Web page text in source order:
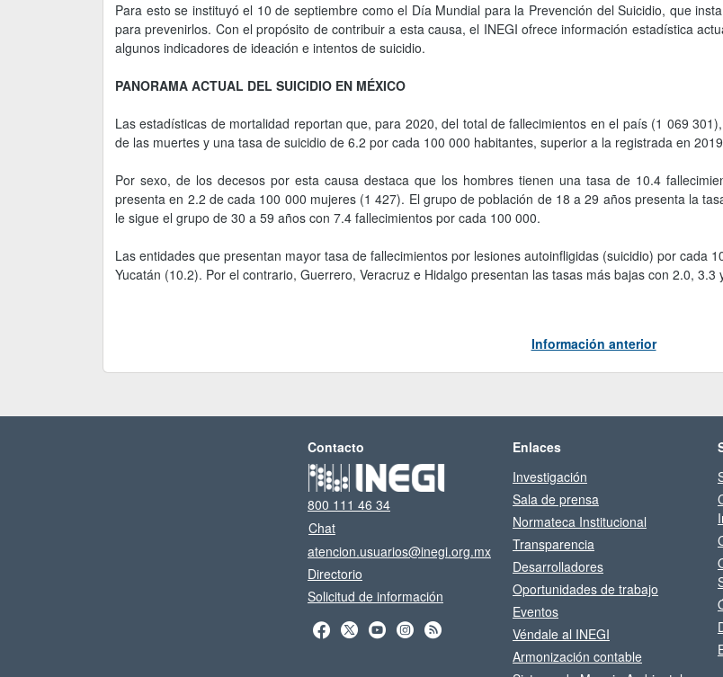
Para esto se instituyó el 10 de septiembre como el Día Mundial para la Prevención del Suicidio, que
para prevenirlos. Con el propósito de contribuir a esta causa, el INEGI ofrece información estadística
algunos indicadores de ideación e intentos de suicidio.
PANORAMA ACTUAL DEL SUICIDIO EN MÉXICO
Las estadísticas de mortalidad reportan que, para 2020, del total de fallecimientos en el país (1 069
de las muertes y una tasa de suicidio de 6.2 por cada 100 000 habitantes, superior a la registrada en
Por sexo, de los decesos por esta causa destaca que los hombres tienen una tasa de 10.4
presenta en 2.2 de cada 100 000 mujeres (1 427). El grupo de población de 18 a 29 años presenta la
le sigue el grupo de 30 a 59 años con 7.4 fallecimientos por cada 100 000.
Las entidades que presentan mayor tasa de fallecimientos por lesiones autoinfligidas (suicidio) por cada
Yucatán (10.2). Por el contrario, Guerrero, Veracruz e Hidalgo presentan las tasas más bajas con 2.0, 3.3
Información anterior
Contacto
800 111 46 34
Chat
atencion.usuarios@inegi.org.mx
Directorio
Solicitud de información
Enlaces
Investigación
Sala de prensa
Normateca Institucional
Transparencia
Desarrolladores
Oportunidades de trabajo
Eventos
Véndale al INEGI
Armonización contable